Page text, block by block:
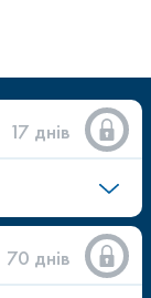
17 днів
70 днів